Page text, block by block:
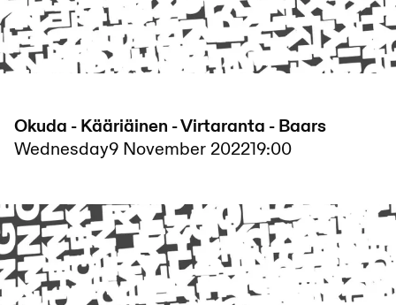
Okuda - Kääriäinen - Virtaranta - Baars
Wednesday9 November 202219:00